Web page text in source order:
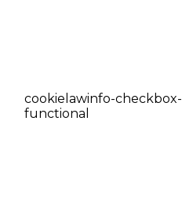
cookielawinfo-checkbox-
functional